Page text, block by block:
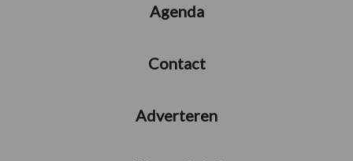
Agenda
Contact
Adverteren